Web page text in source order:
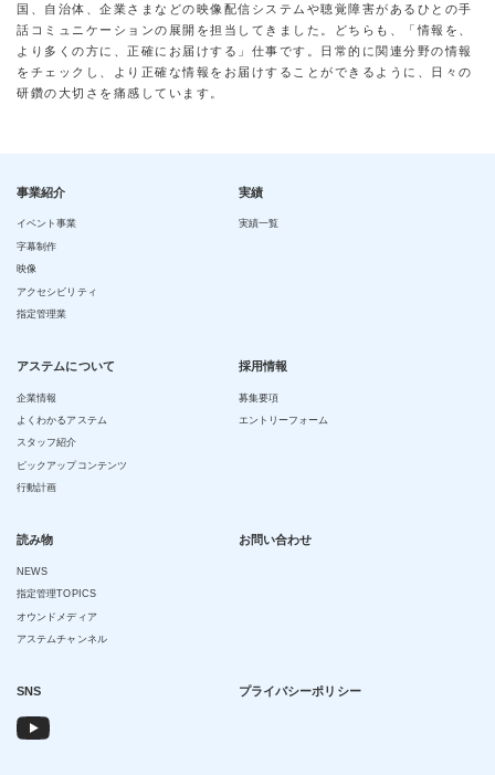
国、自治体、企業さまなどの映像配信システムや聴覚障害があるひとの手
話コミュニケーションの展開を担当してきました。どちらも、「情報を、
より多くの方に、正確にお届けする」仕事です。日常的に関連分野の情報
をチェックし、より正確な情報をお届けすることができるように、日々の
研鑽の大切さを痛感しています。
事業紹介
イベント事業
字幕制作
映像
アクセシビリティ
指定管理業
実績
実績一覧
アステムについて
企業情報
よくわかるアステム
スタッフ紹介
ピックアップコンテンツ
行動計画
採用情報
募集要項
エントリーフォーム
読み物
NEWS
指定管理TOPICS
オウンドメディア
アステムチャンネル
お問い合わせ
SNS プライバシーポリシー